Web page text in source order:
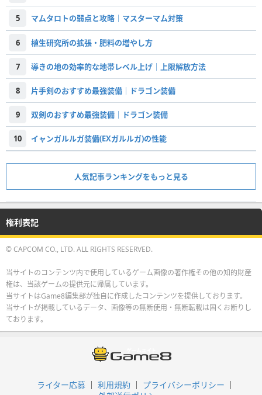
5 マムタロトの弱点と攻略｜マスターマム対策
6 植生研究所の拡張・肥料の増やし方
7 導きの地の効率的な地帯レベル上げ｜上限解放方法
8 片手剣のおすすめ最強装備｜ドラゴン装備
9 双剣のおすすめ最強装備｜ドラゴン装備
10 イャンガルルガ装備(EXガルルガ)の性能
人気記事ランキングをもっと見る
権利表記
© CAPCOM CO., LTD. ALL RIGHTS RESERVED.
当サイトのコンテンツ内で使用しているゲーム画像の著作権その他の知的財産
権は、当該ゲームの提供元に帰属しています。
当サイトはGame8編集部が独自に作成したコンテンツを提供しております。
当サイトが掲載しているデータ、画像等の無断使用・無断転載は固くお断りし
ております。
ライター応募 利用規約
プライバシーポリシー